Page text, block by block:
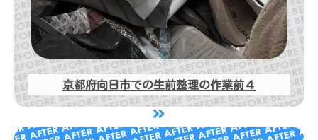
京都府向日市での生前整理の作業前４